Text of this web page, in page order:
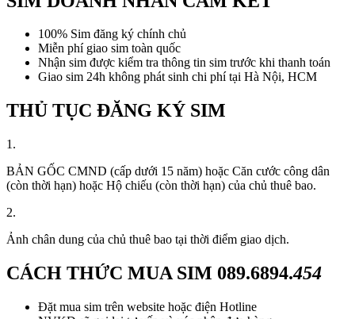
100% Sim đăng ký chính chủ
Miễn phí giao sim toàn quốc
Nhận sim được kiểm tra thông tin sim trước khi thanh toán
Giao sim 24h không phát sinh chi phí tại Hà Nội, HCM
THỦ TỤC ĐĂNG KÝ SIM
1.
BẢN GỐC CMND (cấp dưới 15 năm) hoặc Căn cước công dân
(còn thời hạn) hoặc Hộ chiếu (còn thời hạn) của chủ thuê bao.
2.
Ảnh chân dung của chủ thuê bao tại thời điểm giao dịch.
CÁCH THỨC MUA SIM 089.6894.454
Đặt mua sim trên website hoặc điện Hotline